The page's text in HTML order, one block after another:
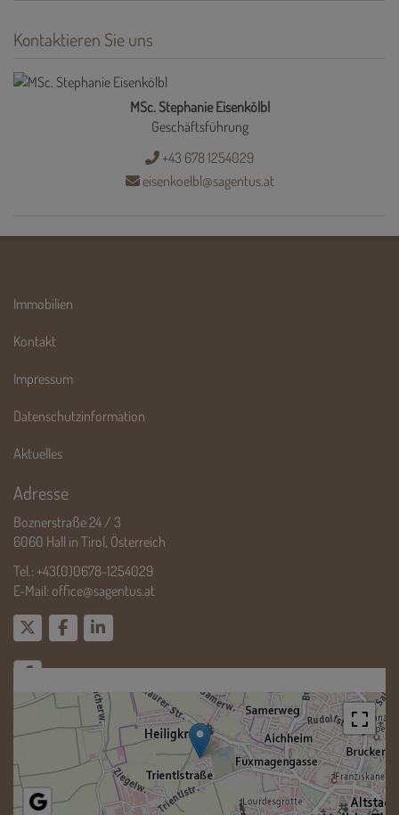
Kontaktieren Sie uns
MSc. Stephanie Eisenkölbl
Geschäftsführung
+43 678 1254029
eisenkoelbl@sagentus.at
Immobilien
Kontakt
Impressum
Datenschutzinformation
Aktuelles
Adresse
Boznerstraße 24 / 3
6060 Hall in Tirol, Österreich
Tel.: +43(0)0678-1254029
E-Mail: office@sagentus.at